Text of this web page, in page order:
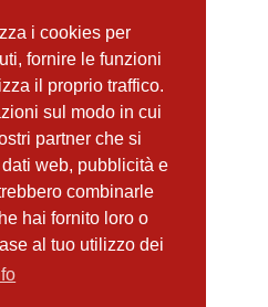
i cookies per
fornire le funzioni
il proprio traffico.
sul modo in cui
partner che si
web, pubblicità e
combinarle
hai fornito loro o
al tuo utilizzo dei